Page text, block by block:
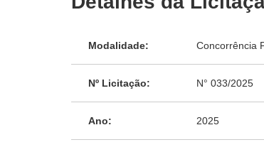
Modalidade: Concorrência
Nº Licitação: N° 033/2025
Ano: 2025